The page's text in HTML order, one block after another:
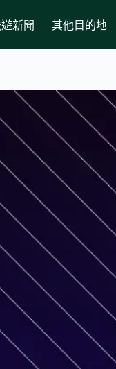
新聞 其他目的地